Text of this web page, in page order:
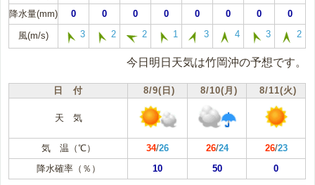
降水量(mm)
0 0 0 0 0 0 0 0
風(m/s) 3 2 2 1 3 4 3 2
今日明日天気は竹岡沖の予想です。
日 付 8/9(日) 8/10(月) 8/11(火)
天 気
気 温（℃） 34/26 26/24 26/23
降水確率（％）
10 50 0